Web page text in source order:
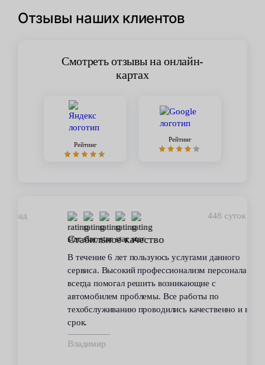
Отзывы наших клиентов
Смотреть отзывы на онлайн-
картах
Рейтинг
Рейтинг
448 суток назад
Стабильное качество
В течение 6 лет пользуюсь услугами данного
сервиса. Высокий профессионализм персонала
всегда помогал решить возникающие с
автомобилем проблемы. Все работы по
техобслуживанию проводились качественно и в
Владимир